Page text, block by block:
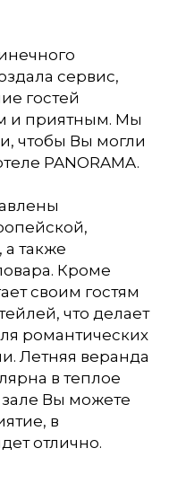
сервис,
гостей
и приятным. Мы
чтобы Вы могли
PANORAMA.
а также
Кроме
своим гостям
что делает
романтических
Летняя веранда
в теплое
зале Вы можете
в
отлично.